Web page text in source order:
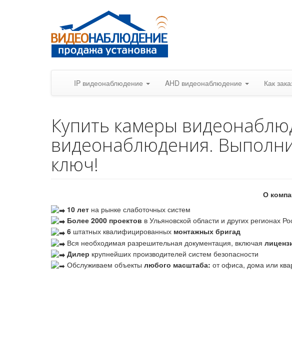
IP видеонаблюдение AHD видеонаблюдение Как
Купить камеры
видеонаблюдения.
ключ!
О
10 лет на рынке слаботочных систем
Более 2000 проектов в Ульяновской области и других регионах
6 штатных квалифицированных монтажных бригад
Вся необходимая разрешительная документация, включая
Дилер крупнейших производителей систем безопасности
Обслуживаем объекты любого масштаба: от офиса, дома или